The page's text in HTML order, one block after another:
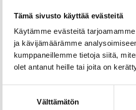
Tämä sivusto käyttää evästeitä
Käytämme evästeitä
ja kävijämäärämme
kumppaneillemme tietoja siitä,
olet antanut heille tai joita on
Välttämätön